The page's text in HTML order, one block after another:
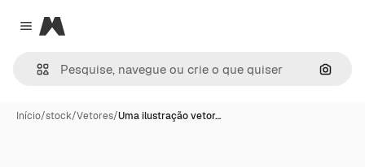
Close menu
Magnific
Início/stock/Vetores/Uma ilustração vetor…